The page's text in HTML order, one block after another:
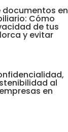
documentos en
Cómo
de tus
y evitar
al
en